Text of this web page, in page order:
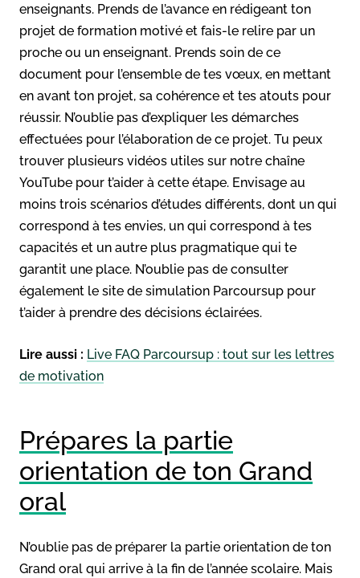
enseignants. Prends de l’avance en rédigeant ton
projet de formation motivé et fais-le relire par un
proche ou un enseignant. Prends soin de ce
document pour l’ensemble de tes vœux, en mettant
en avant ton projet, sa cohérence et tes atouts pour
réussir. N’oublie pas d’expliquer les démarches
effectuées pour l’élaboration de ce projet. Tu peux
trouver plusieurs vidéos utiles sur notre chaîne
YouTube pour t’aider à cette étape. Envisage au
moins trois scénarios d’études différents, dont un qui
correspond à tes envies, un qui correspond à tes
capacités et un autre plus pragmatique qui te
garantit une place. N’oublie pas de consulter
également le site de simulation Parcoursup pour
t’aider à prendre des décisions éclairées.
Lire aussi : Live FAQ Parcoursup : tout sur les lettres
de motivation
Prépares la partie
orientation de ton Grand
oral
N’oublie pas de préparer la partie orientation de ton
Grand oral qui arrive à la fin de l’année scolaire. Mais